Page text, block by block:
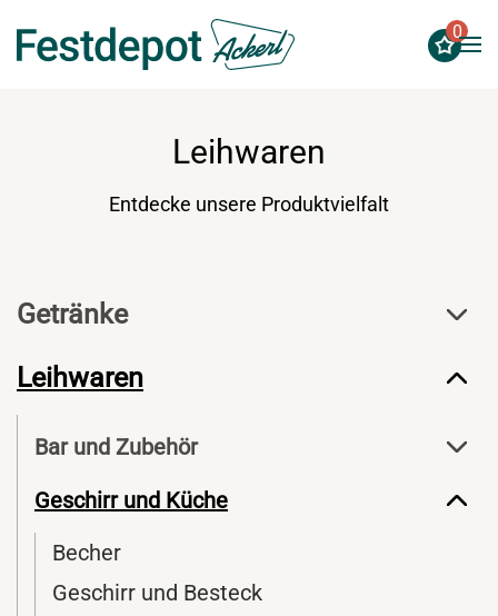
Zum Hauptinhalt springen
0
Leihwaren
Entdecke unsere Produktvielfalt
Getränke
Leihwaren
Bar und Zubehör
Geschirr und Küche
Becher
Geschirr und Besteck